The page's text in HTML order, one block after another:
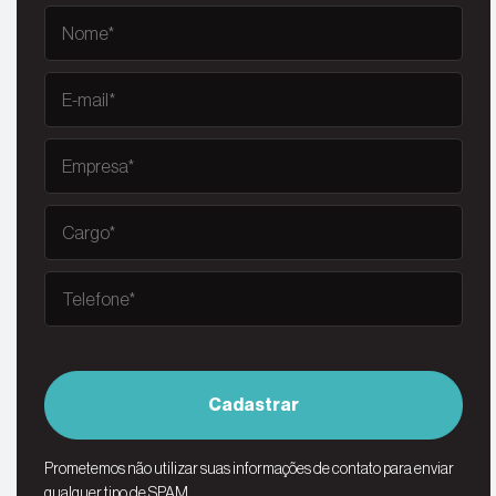
Cadastrar
Prometemos não utilizar suas informações de contato para enviar